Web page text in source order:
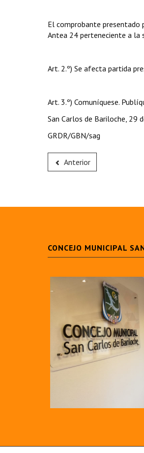
El comprobante presentado
Antea 24 perteneciente a la
Art. 2.º) Se afecta partida
Art. 3.º) Comuníquese.
San Carlos de Bariloche, 29
GRDR/GBN/sag
Anterior
CONCEJO MUNICIPAL